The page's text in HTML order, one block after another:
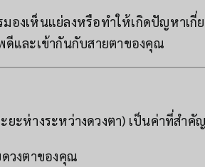
องเห็นแย่ลงหรือทำให้เกิดปัญหาเกี่
ดีและเข้ากันกับสายตาของคุณ
ยะห่างระหว่างดวงตา) เป็นค่าที่สำคั
วงตาของคุณ